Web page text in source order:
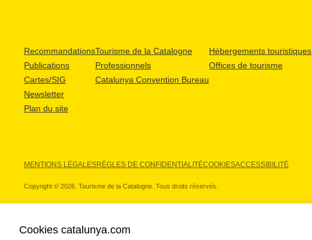
Recommandations
Publications
Cartes/SIG
Newsletter
Plan du site
Tourisme de la Catalogne
Professionnels
Catalunya Convention Bureau
Hébergements touristiques
Offices de tourisme
MENTIONS LÉGALESRÈGLES DE CONFIDENTIALITÉCOOKIESACCESSIBILITÉ
Copyright © 2026. Tourisme de la Catalogne. Tous droits réservés.
Cookies catalunya.com